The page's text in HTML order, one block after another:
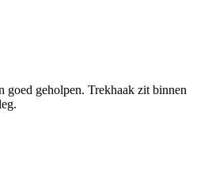
goed geholpen. Trekhaak zit binnen